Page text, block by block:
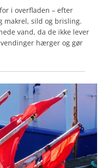
i overfladen – efter
makrel, sild og brisling.
vand, da de ikke lever
hærger og gør